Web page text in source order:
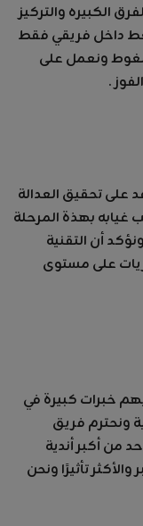
الكبيره والتركيز
داخل فريقي فقط
ونعمل على
.
على تحقيق العدالة
بهذة المرحلة
أن التقنية
على مستوى
خبرات كبيرة في
ونحترم فريق
من أكبر أندية
تأثيرًا ونحن